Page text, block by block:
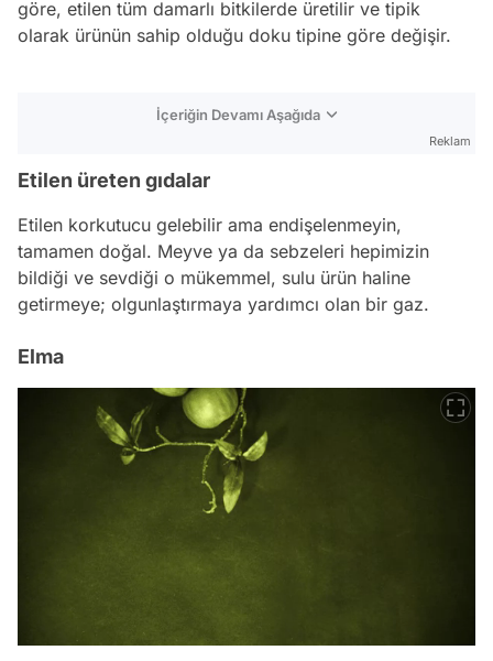
göre, etilen tüm damarlı bitkilerde üretilir ve tipik
olarak ürünün sahip olduğu doku tipine göre değişir.
İçeriğin Devamı Aşağıda
Reklam
Etilen üreten gıdalar
Etilen korkutucu gelebilir ama endişelenmeyin,
tamamen doğal. Meyve ya da sebzeleri hepimizin
bildiği ve sevdiği o mükemmel, sulu ürün haline
getirmeye; olgunlaştırmaya yardımcı olan bir gaz.
Elma